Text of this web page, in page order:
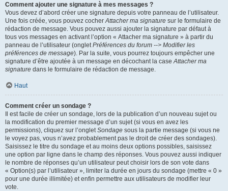
Comment ajouter une signature à mes messages ?
Vous devez d’abord créer une signature depuis votre panneau de l’utilisateur.
Une fois créée, vous pouvez cocherAttacher ma signature sur le formulaire de
rédaction de message. Vous pouvez aussi ajouter la signature par défaut à
tous vos messages en activant l’option « Attacher ma signature » à partir du
panneau de l’utilisateur (ongletPréférences du forum --> Modifier les
préférences de message). Par la suite, vous pourrez toujours empêcher une
signature d’être ajoutée à un message en décochant la caseAttacher ma
signature dans le formulaire de rédaction de message.
Haut
Comment créer un sondage ?
Il est facile de créer un sondage, lors de la publication d’un nouveau sujet ou
la modification du premier message d’un sujet (si vous en avez les
permissions), cliquez sur l’ongletSondage sous la partie message (si vous ne
le voyez pas, vous n’avez probablement pas le droit de créer des sondages).
Saisissez le titre du sondage et au moins deux options possibles, saisissez
une option par ligne dans le champ des réponses. Vous pouvez aussi indiquer
le nombre de réponses qu’un utilisateur peut choisir lors de son vote dans
« Option(s) par l’utilisateur », limiter la durée en jours du sondage (mettre « 0 »
pour une durée illimitée) et enfin permettre aux utilisateurs de modifier leur
vote.